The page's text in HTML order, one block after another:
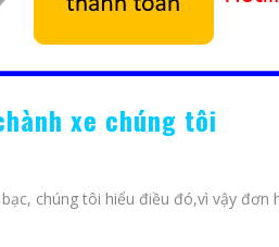
xe chúng tôi
chúng tôi hiểu điều đó,vì vậy